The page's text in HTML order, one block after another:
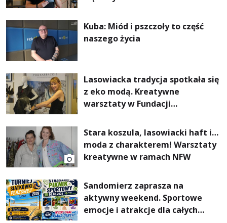
Kuba: Miód i pszczoły to część
naszego życia
Lasowiacka tradycja spotkała się
z eko modą. Kreatywne
warsztaty w Fundacji
Stara koszula, lasowiacki haft i…
moda z charakterem! Warsztaty
kreatywne w ramach NFW
Sandomierz zaprasza na
aktywny weekend. Sportowe
emocje i atrakcje dla całych